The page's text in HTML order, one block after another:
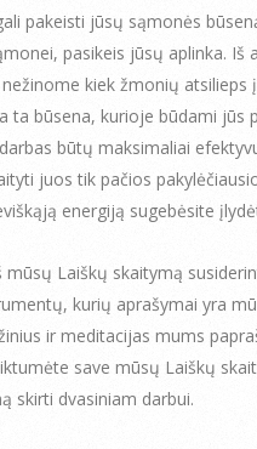
pakeisti jūsų sąmonės
pasikeis jūsų aplinka.
kiek žmonių
ta būsena, kurioje būdami jūs
būtų maksimaliai
juos tik pačios
energiją sugebėsite
mūsų Laiškų skaitymą
kurių aprašymai yra
ir meditacijas mums
save mūsų Laiškų
skirti dvasiniam darbui.